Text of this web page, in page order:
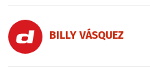
BILLY VÁSQUEZ